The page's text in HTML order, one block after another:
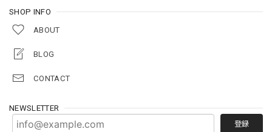
SHOP INFO
ABOUT
BLOG
CONTACT
NEWSLETTER
登録